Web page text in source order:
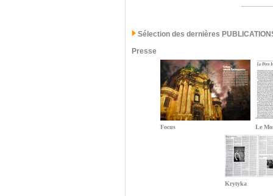
Sélection des dernières
Presse
Focus Le
Krytyka